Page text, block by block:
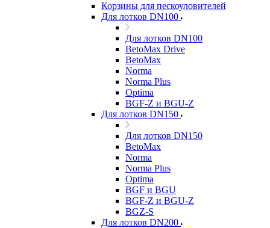
Корзины для пескоуловителей
Для лотков DN100
Для лотков DN100
BetoMax Drive
BetoMax
Norma
Norma Plus
Optima
BGF-Z и BGU-Z
Для лотков DN150
Для лотков DN150
BetoMax
Norma
Norma Plus
Optima
BGF и BGU
BGF-Z и BGU-Z
BGZ-S
Для лотков DN200